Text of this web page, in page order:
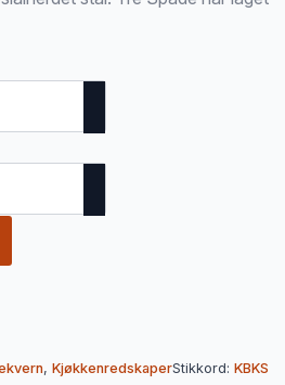
, KjøkkenredskaperStikkord: KBKS